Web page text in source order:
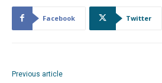
Facebook Twitter
Previous article